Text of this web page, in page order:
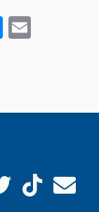
Messenger